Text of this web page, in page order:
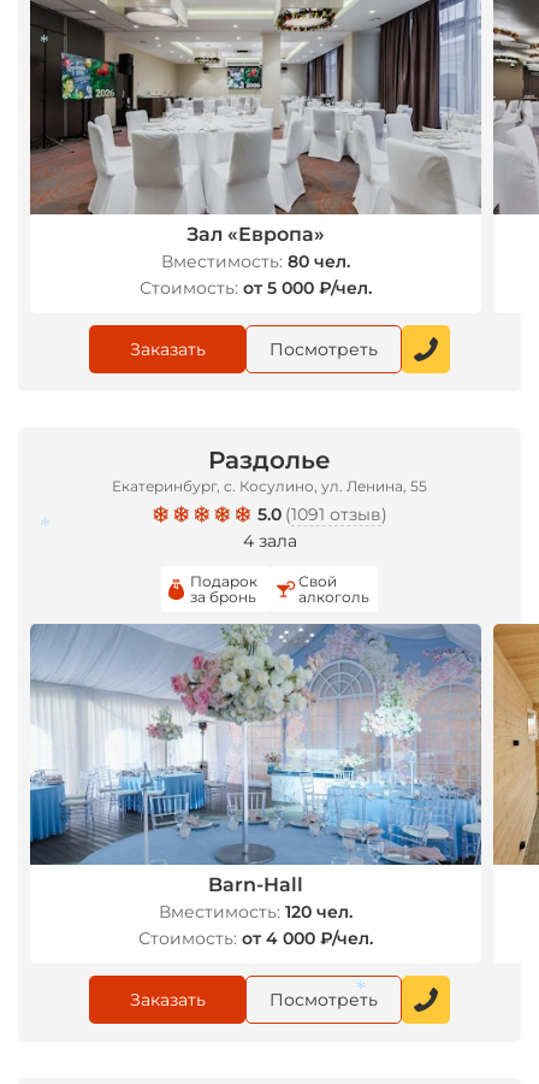
Зал «Европа»
Вместимость: 80 чел.
Стоимость: от 5 000 ₽/чел.
Заказать Посмотреть
Раздолье
Екатеринбург, с. Косулино, ул. Ленина, 55
5.0 (1091 отзыв)
4 зала
Подарок
за бронь
Свой
алкоголь
Barn-Hall
Вместимость: 120 чел.
Стоимость: от 4 000 ₽/чел.
Заказать Посмотреть
*
*